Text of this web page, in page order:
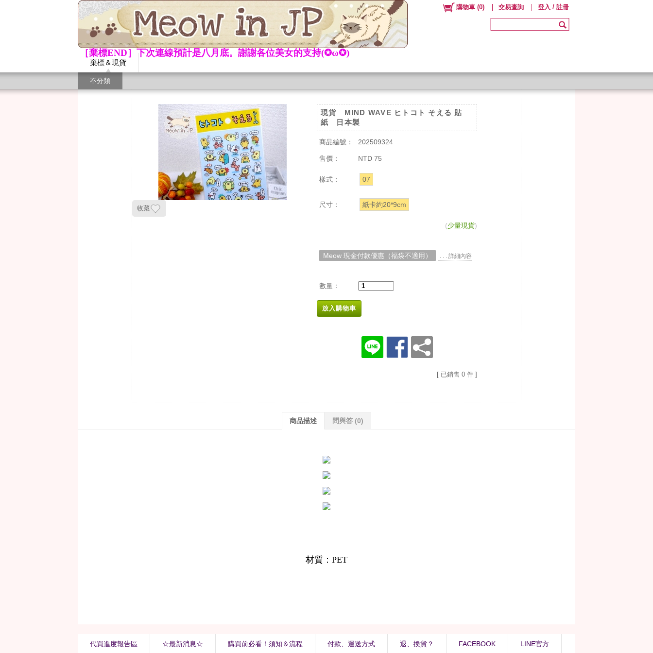
棄標＆現貨
購物車 (0) 交易查詢 登入 / 註冊
不分類
收藏
現貨 MIND WAVE ヒトコト そえる 貼
紙 日本製
商品編號： 202509324
售價： NTD 75
樣式： 07
尺寸： 紙卡約20*9cm
(少量現貨)
Meow 現金付款優惠（福袋不適用） . . . 詳細內容
數量：
放入購物車
[ 已銷售 0 件 ]
商品描述 問與答 (0)
代買進度報告區 ☆最新消息☆ 購買前必看！須知＆流程 付款、運送方式 退、換貨？ FACEBOOK LINE官方
［棄標END］下次連線預計是八月底。謝謝各位美女的支持(✪ω✪)